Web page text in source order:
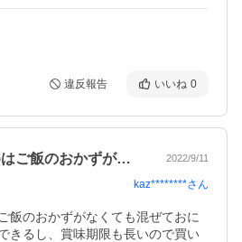
違反報告 いいね 0
こちらのしそわかめはご飯のおかずがなく… 2022/9/11
kaz********さん
飯のおかずがなくても混ぜておに
きるし、賞味期限も長いので買い